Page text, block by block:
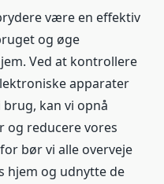
være en effektiv
og øge
Ved at kontrollere
apparater
kan vi opnå
og reducere vores
bør vi alle overveje
hjem og udnytte de